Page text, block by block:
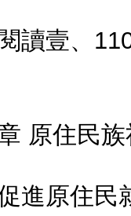
讀壹、
原住民
進原住民